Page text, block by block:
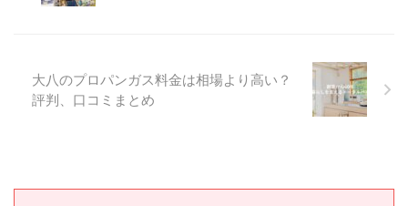
大八のプロパンガス料金は相場より高い？
評判、口コミまとめ